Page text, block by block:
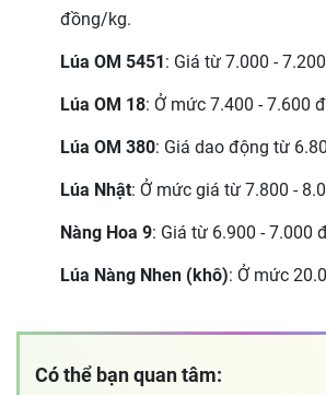
đồng/kg.
Lúa OM 5451: Giá từ 7.000 -
Lúa OM 18: Ở mức 7.400 - 7.600
Lúa OM 380: Giá dao động từ
Lúa Nhật: Ở mức giá từ 7.800 -
Nàng Hoa 9: Giá từ 6.900 - 7.000
Lúa Nàng Nhen (khô): Ở mức
Có thể bạn quan tâm: